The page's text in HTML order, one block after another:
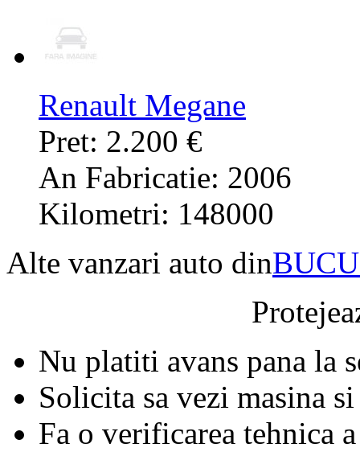
Renault Megane
Pret: 2.200 €
An Fabricatie: 2006
Kilometri: 148000
Alte vanzari auto din
Nu platiti avans pana la
Solicita sa vezi masina si
Fa o verificarea tehnica